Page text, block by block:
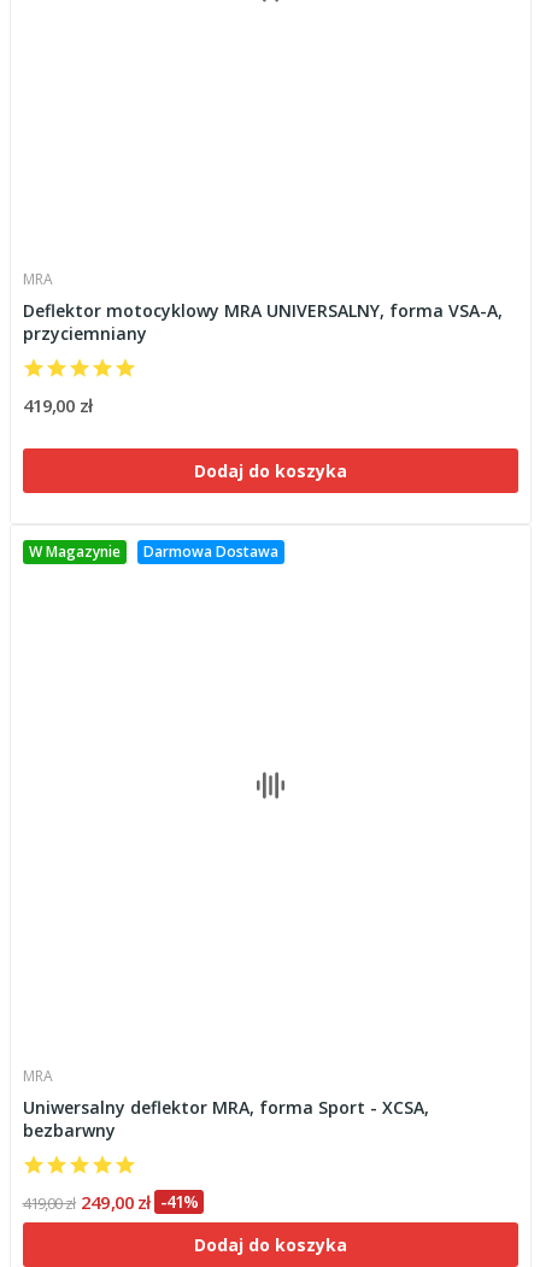
MRA
Deflektor motocyklowy MRA UNIVERSALNY, forma VSA-A,
przyciemniany
419,00 zł
Dodaj do koszyka
W Magazynie Darmowa Dostawa
MRA
Uniwersalny deflektor MRA, forma Sport - XCSA,
bezbarwny
419,00 zł 249,00 zł -41%
Dodaj do koszyka